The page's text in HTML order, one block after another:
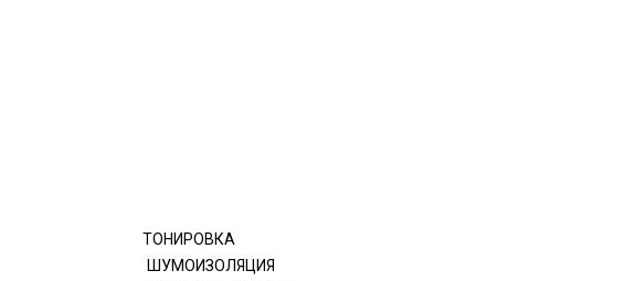
ТОНИРОВКА
ШУМОИЗОЛЯЦИЯ